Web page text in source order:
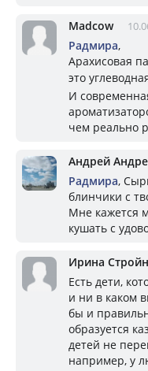
Madcow
Радмира,
Арахисовая
это
И
чем реально
Андрей
Радмира,
блинчики с
Мне кажется
кушать с
Ирина
Есть дети,
и ни в каком
бы и
образуется
детей не
например, у